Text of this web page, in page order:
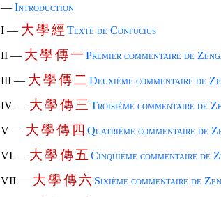
— Introduction
I — 大學經 Texte de Confucius
II — 大學傳一 Premier commentaire de
III — 大學傳二 Deuxième commentaire de
IV — 大學傳三 Troisième commentaire de
V — 大學傳 四 Quatrième commentaire de
VI — 大學傳五 Cinquième commentaire de
VII — 大學傳六 Sixième commentaire de